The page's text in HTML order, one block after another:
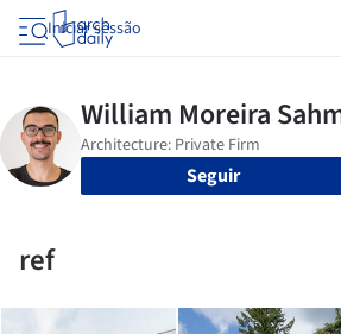
Iniciar sessão
Seguir
ref